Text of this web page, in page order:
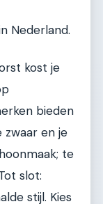
Nederland.
kost je
bieden
zwaar en je
te
slot:
stijl. Kies